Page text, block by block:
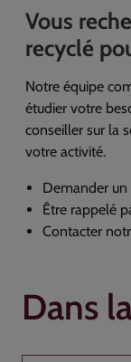
Vous
recyclé
Notre équipe
étudier votre
conseiller sur la
votre activité.
Demander
Être rappelé
Contacter
Dans